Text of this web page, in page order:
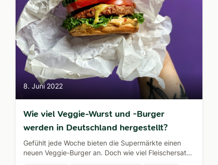
8. Juni 2022
Wie viel Veggie-Wurst und -Burger
werden in Deutschland hergestellt?
Gefühlt jede Woche bieten die Supermärkte einen
neuen Veggie-Burger an. Doch wie viel Fleischersatz-